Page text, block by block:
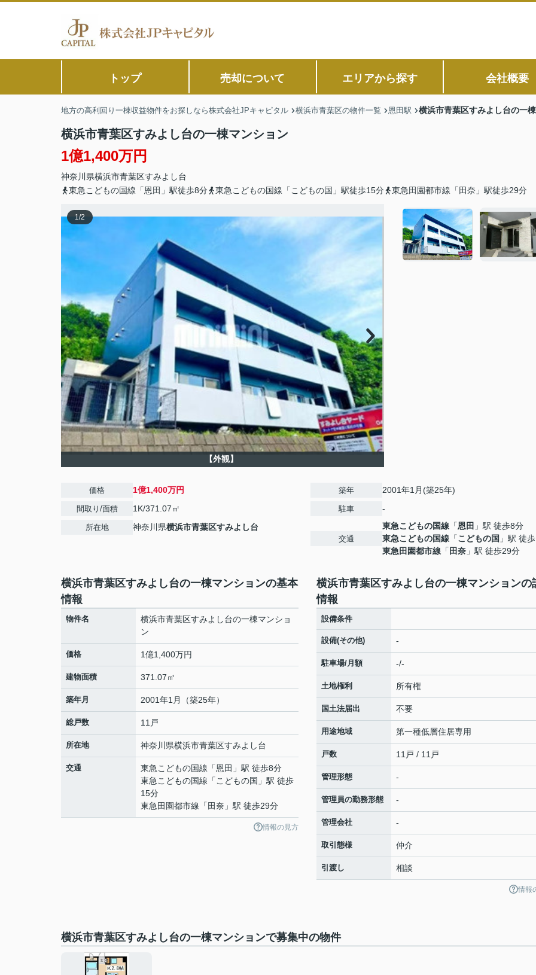
トップ 売却について エリアから探す 会社概要
地方の高利回り一棟収益物件をお探しなら株式会社JPキャピタル 横浜市青葉区の物件一覧 恩田駅 横浜市青葉区すみよし台の一
横浜市青葉区すみよし台の一棟マンション
1億1,400万円
神奈川県横浜市青葉区すみよし台
東急こどもの国線「恩田」駅徒歩8分
東急こどもの国線「こどもの国」駅徒歩15分 東急田園都市線「田奈」駅徒歩29分
1/2
【外観】
価格 1億1,400万円
間取り/面積 1K/371.07㎡
所在地 神奈川県横浜市青葉区すみよし台
築年 2001年1月(築25年)
駐車 -
交通
東急こどもの国線 「恩田 」駅 徒歩8分
東急こどもの国線 「こどもの国 」駅 徒
東急田園都市線 「 田奈 」駅 徒歩29分
横浜市青葉区すみよし台の一棟マンションの基本
情報
物件名
横浜市青葉区すみよし台の一棟マンショ
ン
価格 1億1,400万円
建物面積 371.07㎡
築年月 2001年1月（築25年）
総戸数 11戸
所在地 神奈川県横浜市青葉区すみよし台
交通 東急こどもの国線 「恩田 」駅 徒歩8分
東急こどもの国線 「 こどもの国 」駅 徒歩
15分
東急田園都市線 「 田奈 」駅 徒歩29分
情報の見方
横浜市青葉区すみよし台の一棟マンションの
情報
設備条件
設備(その他) -
駐車場/月額 -/-
土地権利 所有権
国土法届出 不要
用途地域 第一種低層住居専用
戸数 11戸 / 11戸
管理形態 -
管理員の勤務形態 -
管理会社 -
取引態様 仲介
引渡し 相談
情報
横浜市青葉区すみよし台の一棟マンションで募集中の物件